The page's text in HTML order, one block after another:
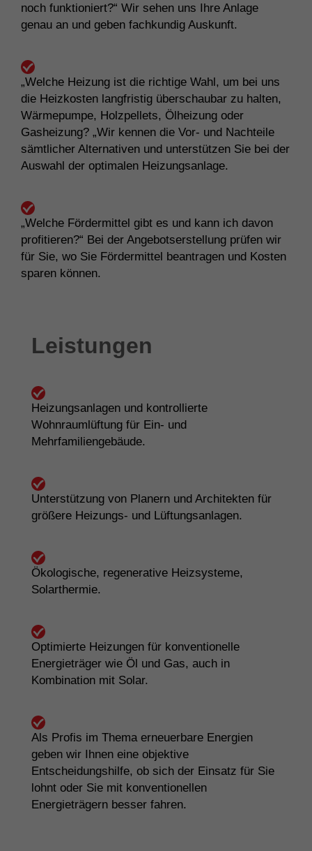
noch funktioniert?“ Wir sehen uns Ihre Anlage
genau an und geben fachkundig Auskunft.
„Welche Heizung ist die richtige Wahl, um bei uns
die Heizkosten langfristig überschaubar zu halten,
Wärmepumpe, Holzpellets, Ölheizung oder
Gasheizung? „Wir kennen die Vor- und Nachteile
sämtlicher Alternativen und unterstützen Sie bei der
Auswahl der optimalen Heizungsanlage.
„Welche Fördermittel gibt es und kann ich davon
profitieren?“ Bei der Angebotserstellung prüfen wir
für Sie, wo Sie Fördermittel beantragen und Kosten
sparen können.
Leistungen
Heizungsanlagen und kontrollierte
Wohnraumlüftung für Ein- und
Mehrfamiliengebäude.
Unterstützung von Planern und Architekten für
größere Heizungs- und Lüftungsanlagen.
Ökologische, regenerative Heizsysteme,
Solarthermie.
Optimierte Heizungen für konventionelle
Energieträger wie Öl und Gas, auch in
Kombination mit Solar.
Als Profis im Thema erneuerbare Energien
geben wir Ihnen eine objektive
Entscheidungshilfe, ob sich der Einsatz für Sie
lohnt oder Sie mit konventionellen
Energieträgern besser fahren.